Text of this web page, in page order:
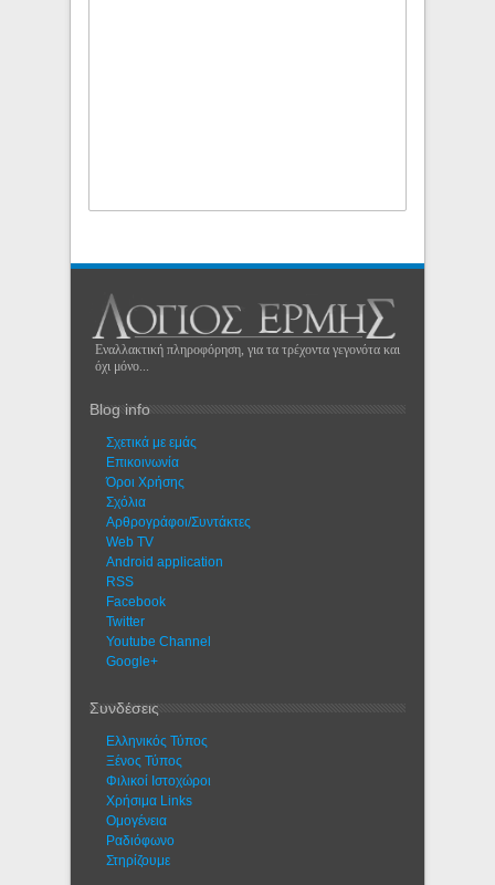
Εναλλακτική πληροφόρηση, για τα τρέχοντα γεγονότα και
όχι μόνο...
Blog info
Σχετικά με εμάς
Eπικοινωνία
Όροι Χρήσης
Σχόλια
Αρθρογράφοι/Συντάκτες
Web TV
Android application
RSS
Facebook
Twitter
Youtube Channel
Google+
Συνδέσεις
Ελληνικός Τύπος
Ξένος Τύπος
Φιλικοί Ιστοχώροι
Χρήσιμα Links
Ομογένεια
Ραδιόφωνο
Στηρίζουμε